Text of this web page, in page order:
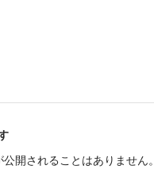
スの選び方
始め方
ッテリー不要ヴェポ）
一式）
開されることはありません。